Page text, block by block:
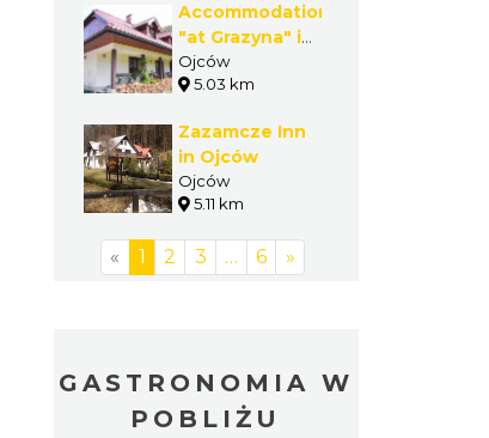
Accommodation
"at Grazyna" in
Ojcow
Ojców
5.03 km
Zazamcze Inn
in Ojców
Ojców
5.11 km
« 1 2 3 … 6 »
GASTRONOMIA W
POBLIŻU